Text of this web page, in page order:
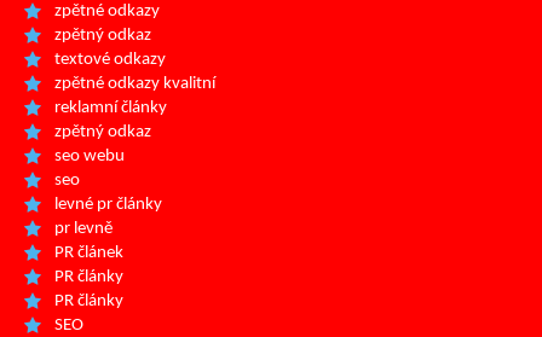
zpětné odkazy
zpětný odkaz
textové odkazy
zpětné odkazy kvalitní
reklamní články
zpětný odkaz
seo webu
seo
levné pr články
pr levně
PR článek
PR články
PR články
SEO